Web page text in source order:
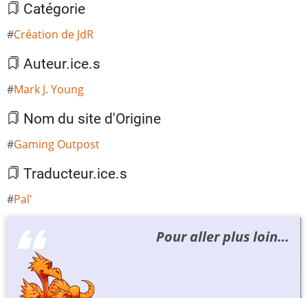
Catégorie
Création de JdR
Auteur.ice.s
Mark J. Young
Nom du site d'Origine
Gaming Outpost
Traducteur.ice.s
Pal'
Pour aller plus loin…